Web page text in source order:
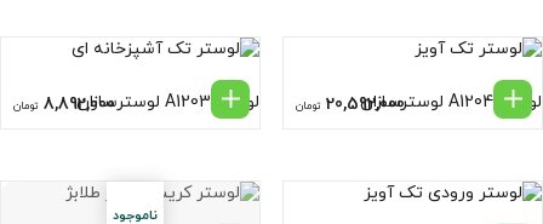
لوستر A1204 لوسترسازان 20,592,000 تومان لوستر A1203 لوسترسازان 8,892,000 تومان